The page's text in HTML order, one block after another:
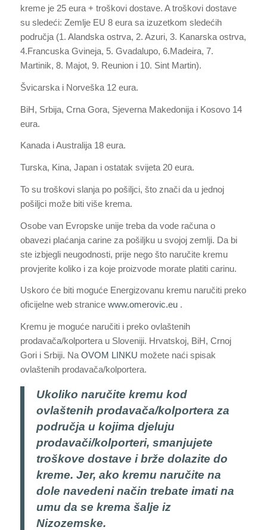
kreme je 25 eura + troškovi dostave. A troškovi dostave
su sledeći: Zemlje EU 8 eura sa izuzetkom sledećih
područja (1. Alandska ostrva, 2. Azuri, 3. Kanarska ostrva,
4.Francuska Gvineja, 5. Gvadalupo, 6.Madeira, 7.
Martinik, 8. Majot, 9. Reunion i 10. Sint Martin).
Švicarska i Norveška 12 eura.
BiH, Srbija, Crna Gora, Sjeverna Makedonija i Kosovo 14
eura.
Kanada i Australija 18 eura.
Turska, Kina, Japan i ostatak svijeta 20 eura.
To su troškovi slanja po pošiljci, što znači da u jednoj
pošiljci može biti više krema.
Osobe van Evropske unije treba da vode računa o
obavezi plaćanja carine za pošiljku u svojoj zemlji. Da bi
ste izbjegli neugodnosti, prije nego što naručite kremu
provjerite koliko i za koje proizvode morate platiti carinu.
Uskoro će biti moguće Energizovanu kremu naručiti preko
oficijelne web stranice www.omerovic.eu.
Kremu je moguće naručiti i preko ovlaštenih
prodavača/kolportera u Sloveniji. Hrvatskoj, BiH, Crnoj
Gori i Srbiji. Na OVOM LINKU možete naći spisak
ovlaštenih prodavača/kolportera.
Ukoliko naručite kremu kod
ovlaštenih prodavača/kolportera za
područja u kojima djeluju
prodavači/kolporteri, smanjujete
troškove dostave i brže dolazite do
kreme. Jer, ako kremu naručite na
dole navedeni način trebate imati na
umu da se krema šalje iz
Nizozemske.